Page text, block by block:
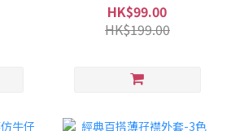
HK$99.00
HK$199.00